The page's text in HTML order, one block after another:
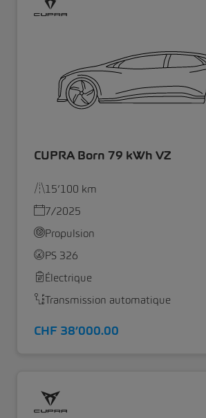
CUPRA Born 79 kWh VZ
15’100 km
7/2025
Propulsion
PS 326
Électrique
Transmission automatique
CHF 38’000.00